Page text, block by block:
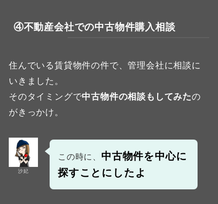
④不動産会社での中古物件購入相談
住んでいる賃貸物件の件で、管理会社に相談に
いきました。
そのタイミングで中古物件の相談もしてみたの
がきっかけ。
沙妃
この時に、 中古物件を中心に
探すことにしたよ